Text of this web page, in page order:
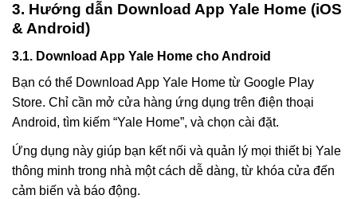
3. Hướng dẫn Download App Yale Home (iOS
& Android)
3.1. Download App Yale Home cho Android
Bạn có thể Download App Yale Home từ Google Play
Store. Chỉ cần mở cửa hàng ứng dụng trên điện thoại
Android, tìm kiếm “Yale Home”, và chọn cài đặt.
Ứng dụng này giúp bạn kết nối và quản lý mọi thiết bị Yale
thông minh trong nhà một cách dễ dàng, từ khóa cửa đến
cảm biến và báo động.